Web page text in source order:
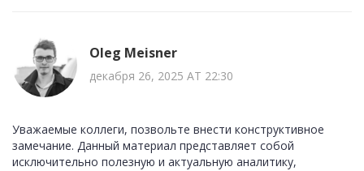
Oleg Meisner
декабря 26, 2025 AT 22:30
Уважаемые коллеги, позвольте внести конструктивное
замечание. Данный материал представляет собой
исключительно полезную и актуальную аналитику,